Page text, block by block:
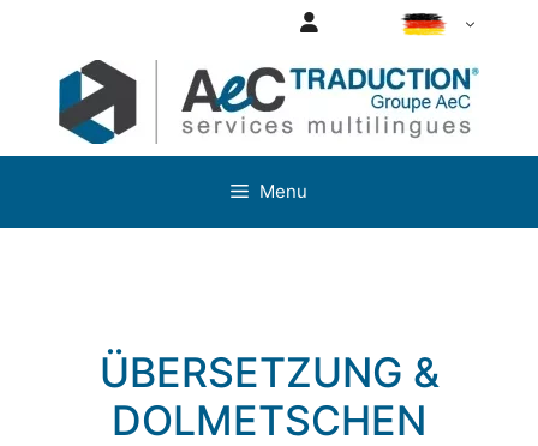
contenu
DE
Menu
ÜBERSETZUNG &
DOLMETSCHEN